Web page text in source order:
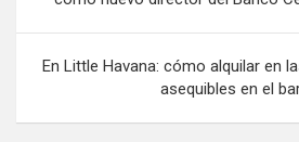
entradas
En Little Havana: cómo alquilar en
asequibles en el